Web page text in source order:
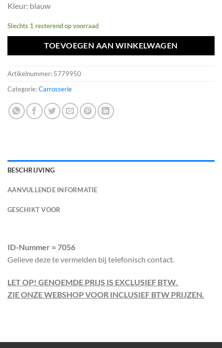
Kleur: blauw
Slechts 1 resterend op voorraad
TOEVOEGEN AAN WINKELWAGEN
Artikelnummer: 5779950
Categorie:Carrosserie
BESCHRIJVING
AANVULLENDE INFORMATIE
GESCHIKT VOOR
ID-Nummer = 7056
Gelieve deze te vermelden bij telefonisch contact.
LET OP! GENOEMDE PRIJS IS EXCLUSIEF BTW.
ZIE ONZE WEBSHOP VOOR INCLUSIEF BTW PRIJZEN.